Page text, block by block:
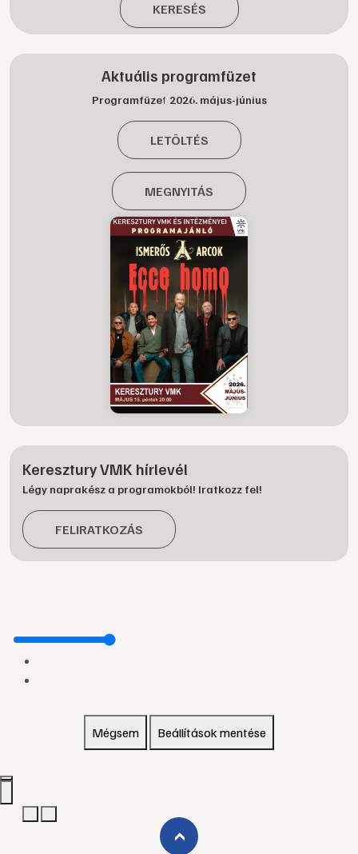
KERESÉS
Aktuális programfüzet
Programfüzet 2026. május-június
LETÖLTÉS
MEGNYITÁS
Keresztury VMK hírlevél
Légy naprakész a programokból! Iratkozz fel!
FELIRATKOZÁS
Mégsem Beállítások mentése
›